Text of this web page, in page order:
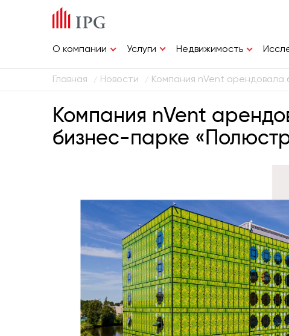
О компании Услуги Недвижимость
Главная / Новости / Компания nVent арендовала
Компания nVent
бизнес-парке